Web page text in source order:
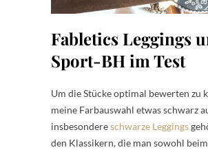
Fabletics Leggings
Sport-BH im Test
Um die Stücke optimal bewerten zu
meine Farbauswahl etwas schwarz
insbesondereschwarze Leggings
den Klassikern, die man sowohl